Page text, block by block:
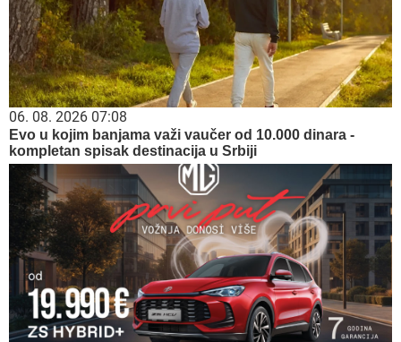
06. 08. 2026 07:08
Evo u kojim banjama važi vaučer od 10.000 dinara -
kompletan spisak destinacija u Srbiji